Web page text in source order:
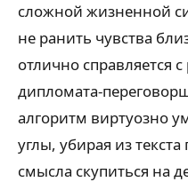
сложной жизненной
не ранить чувства
отлично справляется
дипломата-
алгоритм виртуозно
углы, убирая из
смысла скупиться на